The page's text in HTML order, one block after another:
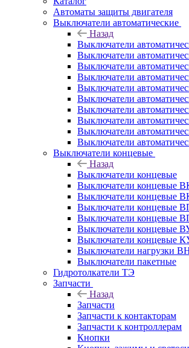
Автоматы защиты двигателя
Выключатели автоматические
Назад
Выключатели
Выключатели
Выключатели
Выключатели
Выключатели
Выключатели
Выключатели
Выключатели
Выключатели
Выключатели
Выключатели концевые
Назад
Выключатели концевые
Выключатели концевые
Выключатели концевые
Выключатели концевые
Выключатели концевые
Выключатели концевые
Выключатели концевые
Выключатели нагрузки
Выключатели пакетные
Гидротолкатели ТЭ
Запчасти
Назад
Запчасти
Запчасти к контакторам
Запчасти к контроллерам
Кнопки